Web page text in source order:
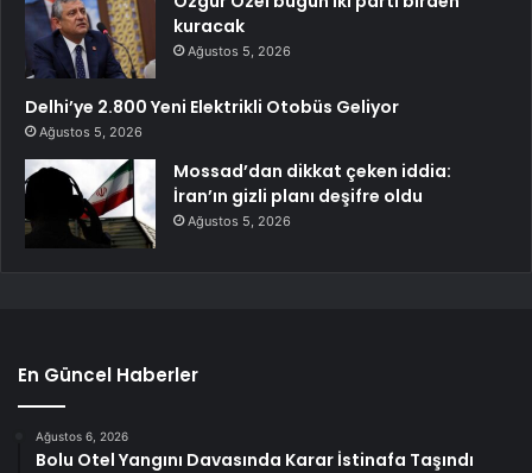
kuracak
Ağustos 5, 2026
Delhi’ye 2.800 Yeni Elektrikli Otobüs Geliyor
Ağustos 5, 2026
Mossad’dan dikkat çeken iddia:
İran’ın gizli planı deşifre oldu
Ağustos 5, 2026
En Güncel Haberler
Ağustos 6, 2026
Bolu Otel Yangını Davasında Karar İstinafa Taşındı